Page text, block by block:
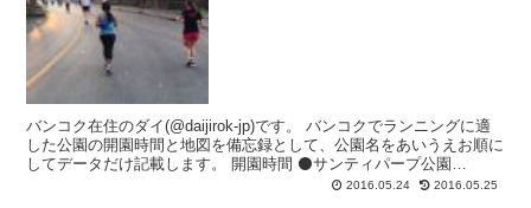
バンコク在住のダイ(@daijirok-jp)です。 バンコクでランニングに適
した公園の開園時間と地図を備忘録として、公園名をあいうえお順に
してデータだけ記載します。 開園時間 ⚫️サンティパープ公園
2016.05.24 2016.05.25